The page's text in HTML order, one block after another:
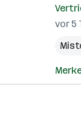
vor 5